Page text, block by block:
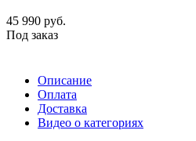
45 990 руб.
Под заказ
Описание
Оплата
Доставка
Видео о категориях